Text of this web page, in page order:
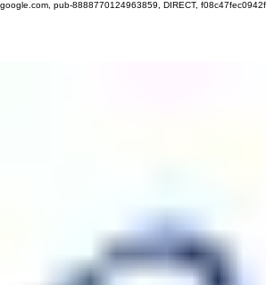
google.com, pub-8888770124963859, DIRECT,